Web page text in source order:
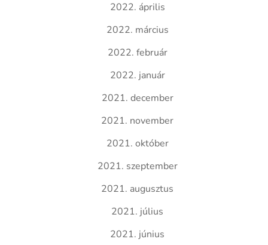
2022. április
2022. március
2022. február
2022. január
2021. december
2021. november
2021. október
2021. szeptember
2021. augusztus
2021. július
2021. június